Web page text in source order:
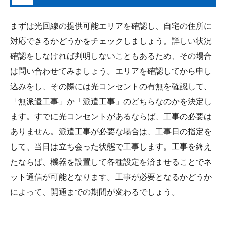
まずは光回線の提供可能エリアを確認し、自宅の住所に
対応できるかどうかをチェックしましょう。詳しい状況
確認をしなければ判明しないこともあるため、その場合
は問い合わせてみましょう。エリアを確認してから申し
込みをし、その際には光コンセントの有無を確認して、
「無派遣工事」か「派遣工事」のどちらなのかを決定し
ます。すでに光コンセントがあるならば、工事の必要は
ありません。派遣工事が必要な場合は、工事日の指定を
して、当日は立ち会った状態で工事します。工事を終え
たならば、機器を設置して各種設定を済ませることでネ
ット通信が可能となります。工事が必要となるかどうか
によって、開通までの期間が変わるでしょう。